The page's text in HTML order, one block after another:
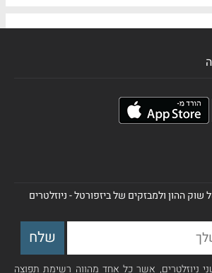
ההון ולמבזקים של ביזפורטל - ניוזלטרים
ניוזלטרים, אשר כל אחד מהווה רשימת תפוצה